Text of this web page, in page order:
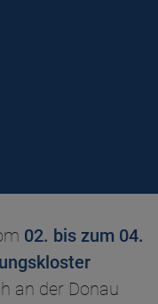
02. bis zum 04.
an der Donau